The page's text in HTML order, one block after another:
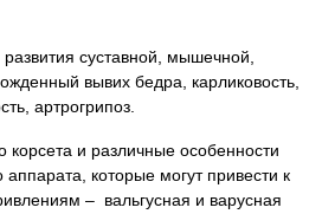
суставной, мышечной,
вывих бедра, карликовость,
артрогрипоз.
и различные особенности
аппарата, которые могут привести к
– вальгусная и варусная